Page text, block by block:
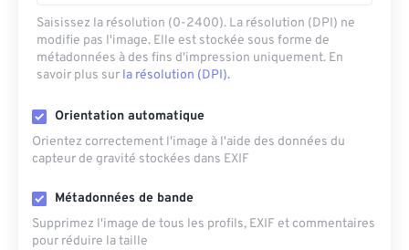
Saisissez la résolution (0-2400). La résolution (DPI) ne
modifie pas l'image. Elle est stockée sous forme de
métadonnées à des fins d'impression uniquement. En
savoir plus sur la résolution (DPI).
Orientation automatique
Orientez correctement l'image à l'aide des données du
capteur de gravité stockées dans EXIF
Métadonnées de bande
Supprimez l'image de tous les profils, EXIF ​​et commentaires
pour réduire la taille